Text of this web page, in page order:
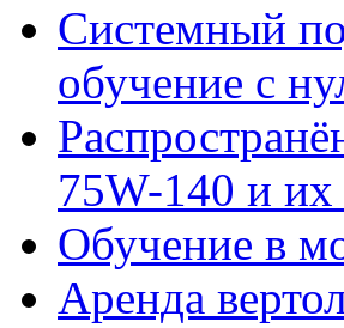
Системный
обучение с
75W-140 и
Обучение в
Аренда